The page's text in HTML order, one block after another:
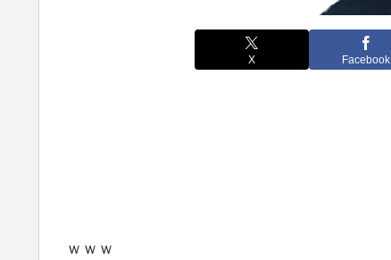
X Facebook
ｗｗｗ